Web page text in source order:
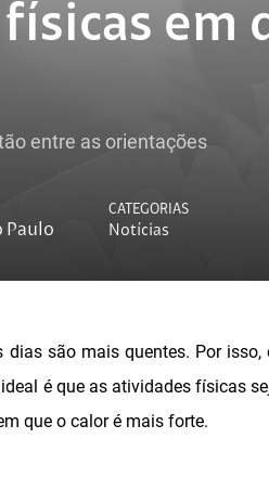
em
entre as orientações
Paulo
CATEGORIAS
Notícias
dias são mais quentes. Por
é que as atividades físicas
que o calor é mais forte.